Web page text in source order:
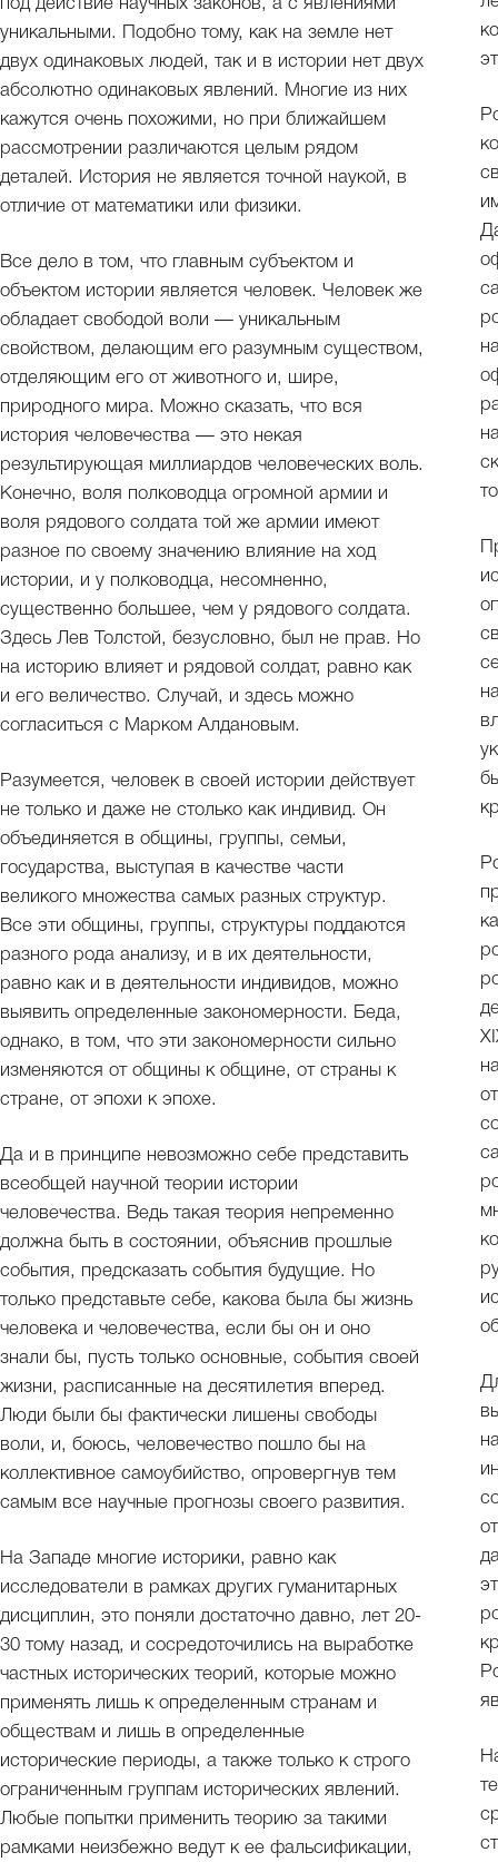
под действие научных законов, а с явлениями
уникальными. Подобно тому, как на земле нет
двух одинаковых людей, так и в истории нет двух
абсолютно одинаковых явлений. Многие из них
кажутся очень похожими, но при ближайшем
рассмотрении различаются целым рядом
деталей. История не является точной наукой, в
отличие от математики или физики.
Все дело в том, что главным субъектом и
объектом истории является человек. Человек же
обладает свободой воли — уникальным
свойством, делающим его разумным существом,
отделяющим его от животного и, шире,
природного мира. Можно сказать, что вся
история человечества — это некая
результирующая миллиардов человеческих воль.
Конечно, воля полководца огромной армии и
воля рядового солдата той же армии имеют
разное по своему значению влияние на ход
истории, и у полководца, несомненно,
существенно большее, чем у рядового солдата.
Здесь Лев Толстой, безусловно, был не прав. Но
на историю влияет и рядовой солдат, равно как
и его величество. Случай, и здесь можно
согласиться с Марком Алдановым.
Разумеется, человек в своей истории действует
не только и даже не столько как индивид. Он
объединяется в общины, группы, семьи,
государства, выступая в качестве части
великого множества самых разных структур.
Все эти общины, группы, структуры поддаются
разного рода анализу, и в их деятельности,
равно как и в деятельности индивидов, можно
выявить определенные закономерности. Беда,
однако, в том, что эти закономерности сильно
изменяются от общины к общине, от страны к
стране, от эпохи к эпохе.
Да и в принципе невозможно себе представить
всеобщей научной теории истории
человечества. Ведь такая теория непременно
должна быть в состоянии, объяснив прошлые
события, предсказать события будущие. Но
только представьте себе, какова была бы жизнь
человека и человечества, если бы он и оно
знали бы, пусть только основные, события своей
жизни, расписанные на десятилетия вперед.
Люди были бы фактически лишены свободы
воли, и, боюсь, человечество пошло бы на
коллективное самоубийство, опровергнув тем
самым все научные прогнозы своего развития.
На Западе многие историки, равно как
исследователи в рамках других гуманитарных
дисциплин, это поняли достаточно давно, лет 20-
30 тому назад, и сосредоточились на выработке
частных исторических теорий, которые можно
применять лишь к определенным странам и
обществам и лишь в определенные
исторические периоды, а также только к строго
ограниченным группам исторических явлений.
Любые попытки применить теорию за такими
рамками неизбежно ведут к ее фальсификации,